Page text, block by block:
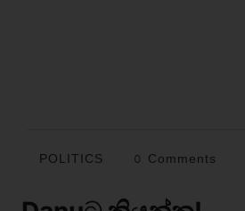
POLITICS 0 Comments